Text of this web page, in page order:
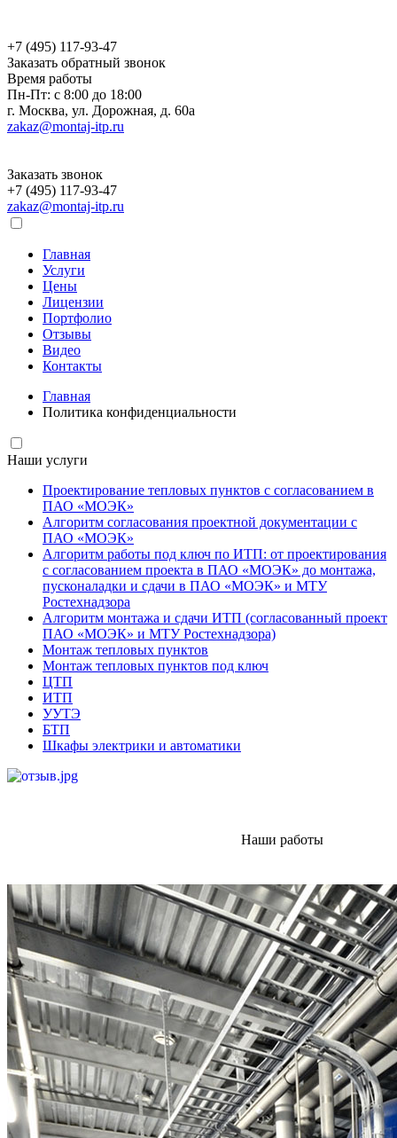
+7 (495) 117-93-47
Заказать обратный звонок
Время работы
Пн-Пт: с 8:00 до 18:00
г. Москва, ул. Дорожная, д. 60a
zakaz@montaj-itp.ru
Заказать звонок
+7 (495) 117-93-47
zakaz@montaj-itp.ru
Главная
Услуги
Цены
Лицензии
Портфолио
Отзывы
Видео
Контакты
Главная
Политика конфиденциальности
Наши услуги
Проектирование тепловых пунктов с согласованием в
ПАО «МОЭК»
Алгоритм согласования проектной документации с
ПАО «МОЭК»
Алгоритм работы под ключ по ИТП: от проектирования
с согласованием проекта в ПАО «МОЭК» до монтажа,
пусконаладки и сдачи в ПАО «МОЭК» и МТУ
Ростехнадзора
Алгоритм монтажа и сдачи ИТП (согласованный проект
ПАО «МОЭК» и МТУ Ростехнадзора)
Монтаж тепловых пунктов
Монтаж тепловых пунктов под ключ
ЦТП
ИТП
УУТЭ
БТП
Шкафы электрики и автоматики
Наши работы